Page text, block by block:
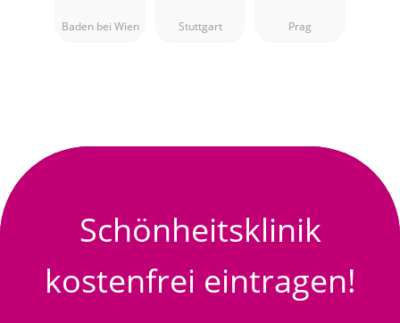
Chirurgin,
Baden bei Wien Stuttgart Prag
Schönheitsklinik
kostenfrei eintragen!